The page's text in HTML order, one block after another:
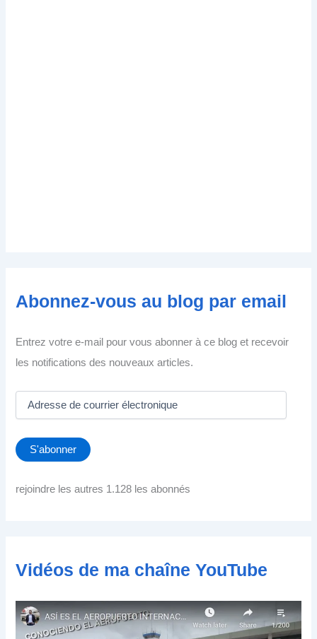
Abonnez-vous au blog par email
Entrez votre e-mail pour vous abonner à ce blog et recevoir
les notifications des nouveaux articles.
e
s
d
r
e
r
S'abonner
rejoindre les autres 1.128 les abonnés
Vidéos de ma chaîne YouTube